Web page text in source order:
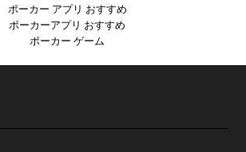
ポーカー アプリ おすすめ
ポーカーアプリ おすすめ
ポーカー ゲーム